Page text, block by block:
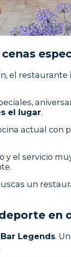
el restaurante
el lugar.
actual con
y el servicio
un
en
Legends.